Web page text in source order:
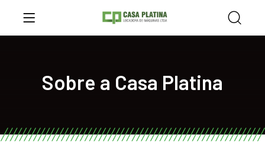
Sobre a Casa Platina